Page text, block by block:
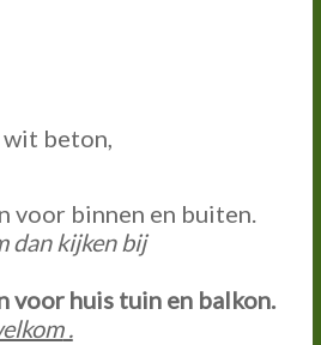
beton,
voor binnen en buiten.
dan kijken bij
voor huis tuin en balkon.
.